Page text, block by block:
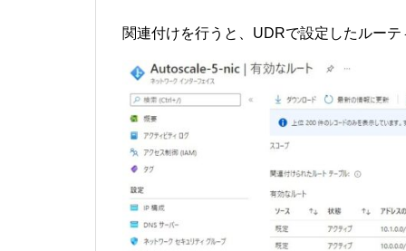
関連付けを行うと、UDRで設定したルー